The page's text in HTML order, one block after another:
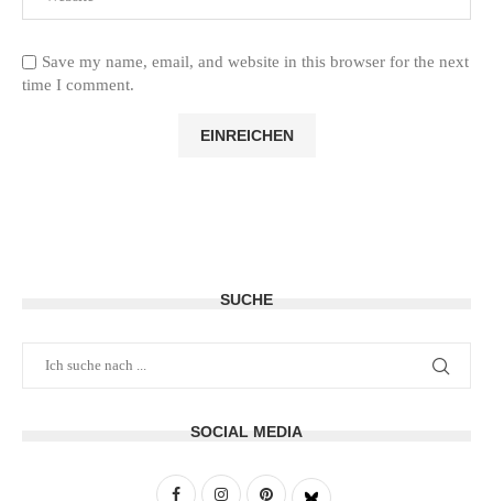
Save my name, email, and website in this browser for the next
time I comment.
SUCHE
SOCIAL MEDIA